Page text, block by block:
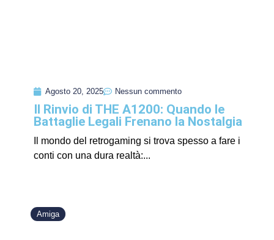
Agosto 20, 2025 Nessun commento
Il Rinvio di THE A1200: Quando le
Battaglie Legali Frenano la Nostalgia
Il mondo del retrogaming si trova spesso a fare i
conti con una dura realtà:...
Amiga